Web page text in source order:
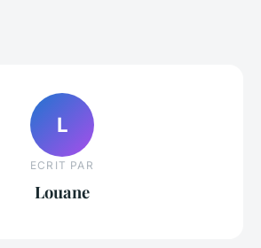
L
ECRIT PAR
Louane